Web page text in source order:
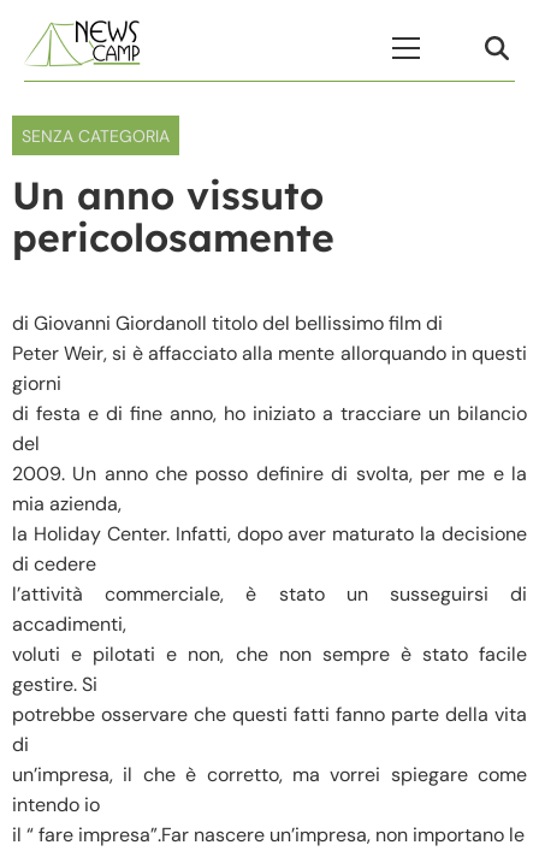
SENZA CATEGORIA
Un anno vissuto
pericolosamente
di Giovanni GiordanoIl titolo del bellissimo film di
Peter Weir, si è affacciato alla mente allorquando in questi
giorni
di festa e di fine anno, ho iniziato a tracciare un bilancio
del
2009. Un anno che posso definire di svolta, per me e la
mia azienda,
la Holiday Center. Infatti, dopo aver maturato la decisione
di cedere
l’attività commerciale, è stato un susseguirsi di
accadimenti,
voluti e pilotati e non, che non sempre è stato facile
gestire. Si
potrebbe osservare che questi fatti fanno parte della vita
di
un’impresa, il che è corretto, ma vorrei spiegare come
intendo io
il “ fare impresa”.Far nascere un’impresa, non importano le